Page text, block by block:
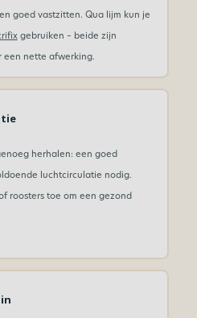
goed vastzitten. Qua lijm kun je
gebruiken – beide zijn
een nette afwerking.
herhalen: een goed
luchtcirculatie nodig.
roosters toe om een gezond